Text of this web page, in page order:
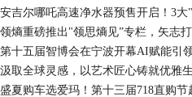
安吉尔哪吒高速净水器预售开启！3大"
领熵重磅推出"领思熵见”专栏，矢志打
第十五届智博会在宁波开幕AI赋能引
汲取全球灵感，以艺术匠心铸就优雅生
盛夏购车选爱玛！第十三届718直购节